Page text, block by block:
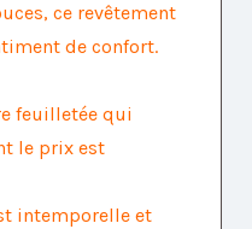
ce revêtement
de confort.
feuilletée qui
le prix est
intemporelle et